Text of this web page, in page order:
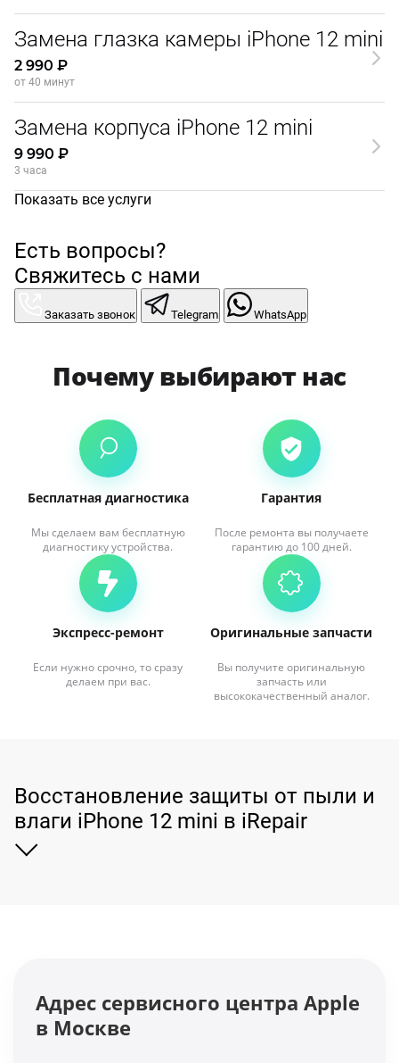
Замена глазка камеры iPhone 12 mini
2 990 ₽
от 40 минут
Замена корпуса iPhone 12 mini
9 990 ₽
3 часа
Показать все услуги
Есть вопросы?
Свяжитесь с нами
Заказать звонок Telegram WhatsApp
Почему выбирают нас
Бесплатная диагностика
Мы сделаем вам бесплатную
диагностику устройства.
Гарантия
После ремонта вы получаете
гарантию до 100 дней.
Экспресс-ремонт
Если нужно срочно, то сразу
делаем при вас.
Оригинальные запчасти
Вы получите оригинальную
запчасть или
высококачественный аналог.
Восстановление защиты от пыли и
влаги iPhone 12 mini в iRepair
Адрес сервисного центра Apple
в Москве